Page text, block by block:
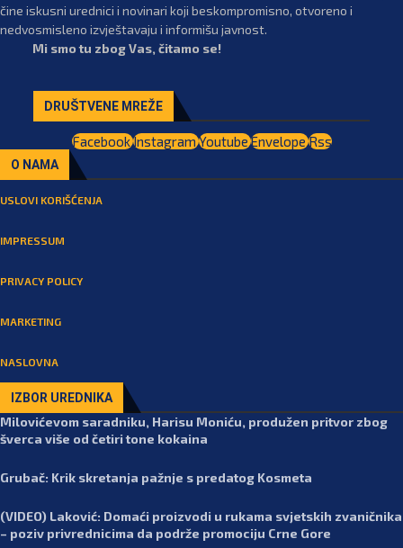
čine iskusni urednici i novinari koji beskompromisno, otvoreno i
nedvosmisleno izvještavaju i informišu javnost.
Mi smo tu zbog Vas, čitamo se!
DRUŠTVENE MREŽE
FacebookInstagramYoutubeEnvelopeRss
O NAMA
USLOVI KORIŠĆENJA
IMPRESSUM
PRIVACY POLICY
MARKETING
NASLOVNA
IZBOR UREDNIKA
Milovićevom saradniku, Harisu Moniću, produžen pritvor zbog
šverca više od četiri tone kokaina
Grubač: Krik skretanja pažnje s predatog Kosmeta
(VIDEO) Laković: Domaći proizvodi u rukama svjetskih zvaničnika
– poziv privrednicima da podrže promociju Crne Gore